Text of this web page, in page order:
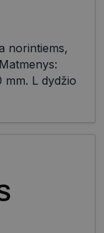
norintiems,
mm. L dydžio